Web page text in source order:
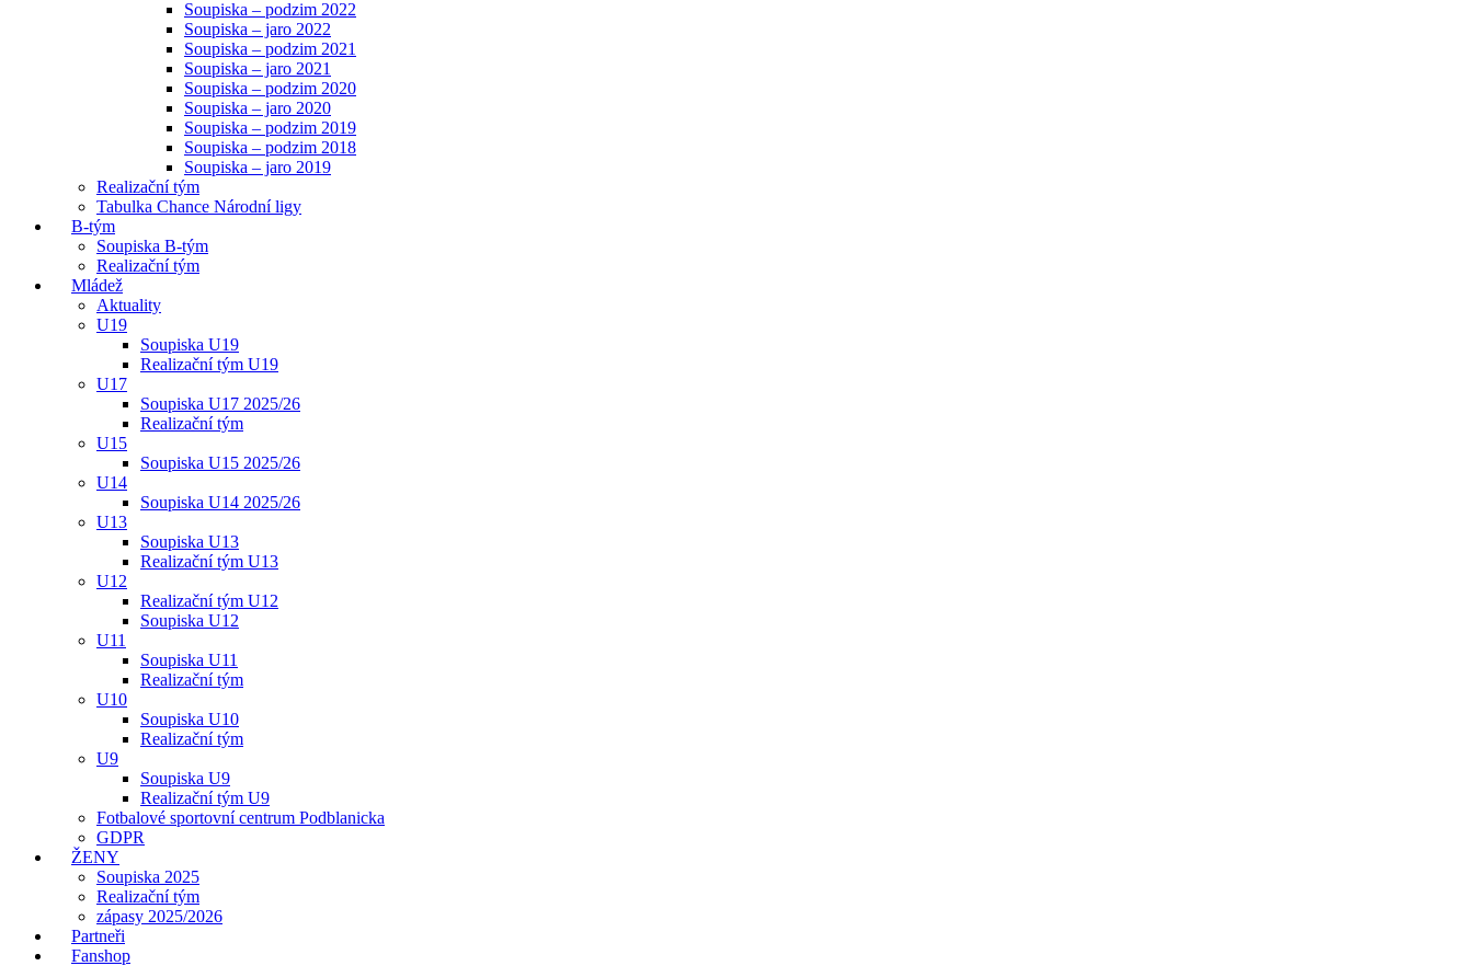
Soupiska – podzim 2022
Soupiska – jaro 2022
Soupiska – podzim 2021
Soupiska – jaro 2021
Soupiska – podzim 2020
Soupiska – jaro 2020
Soupiska – podzim 2019
Soupiska – podzim 2018
Soupiska – jaro 2019
Realizační tým
Tabulka Chance Národní ligy
B-tým
Soupiska B-tým
Realizační tým
Mládež
Aktuality
U19
Soupiska U19
Realizační tým U19
U17
Soupiska U17 2025/26
Realizační tým
U15
Soupiska U15 2025/26
U14
Soupiska U14 2025/26
U13
Soupiska U13
Realizační tým U13
U12
Realizační tým U12
Soupiska U12
U11
Soupiska U11
Realizační tým
U10
Soupiska U10
Realizační tým
U9
Soupiska U9
Realizační tým U9
Fotbalové sportovní centrum Podblanicka
GDPR
ŽENY
Soupiska 2025
Realizační tým
zápasy 2025/2026
Partneři
Fanshop